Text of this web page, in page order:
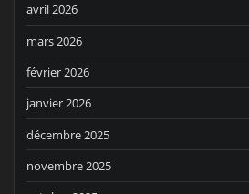
avril 2026
mars 2026
février 2026
janvier 2026
décembre 2025
novembre 2025